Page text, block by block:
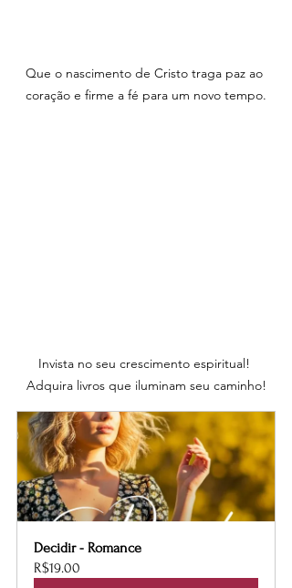
Que o nascimento de Cristo traga paz ao
coração e firme a fé para um novo tempo.
Invista no seu crescimento espiritual!
Adquira livros que iluminam seu caminho!
Decidir - Romance
R$19.00